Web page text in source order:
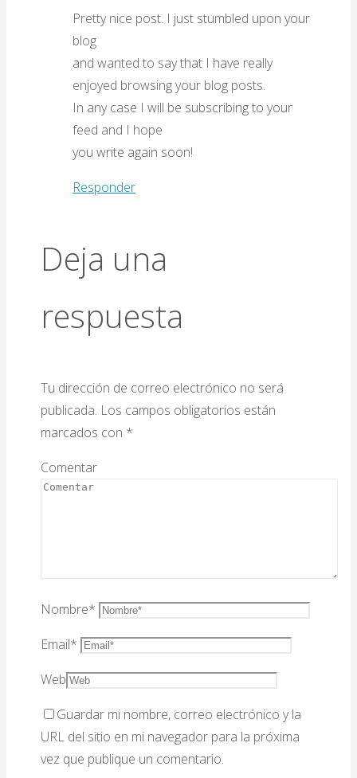
Pretty nice post. I just stumbled upon your
blog
and wanted to say that I have really
enjoyed browsing your blog posts.
In any case I will be subscribing to your
feed and I hope
you write again soon!
Responder
Deja una
respuesta
Tu dirección de correo electrónico no será
publicada. Los campos obligatorios están
marcados con *
Comentar
Nombre*
Email*
Web
Guardar mi nombre, correo electrónico y la
URL del sitio en mi navegador para la próxima
vez que publique un comentario.